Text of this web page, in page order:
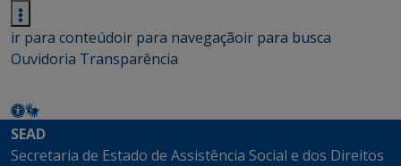
ir para conteúdoir para navegaçãoir para busca
Ouvidoria Transparência
SEAD
Secretaria de Estado de Assistência Social e dos Direitos